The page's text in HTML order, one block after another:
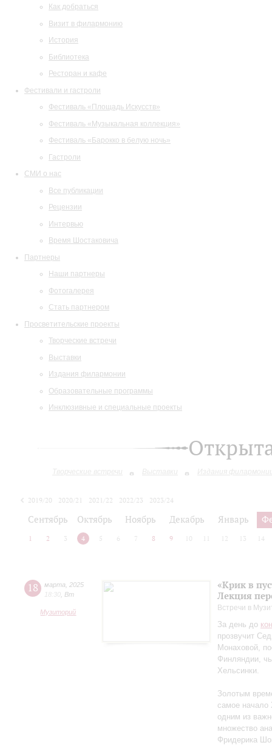
Как добраться
Визит в филармонию
История
Библиотека
Ресторан и кафе
Фестивали и гастроли
Фестиваль «Площадь Искусств»
Фестиваль «Музыкальная коллекция»
Фестиваль «Барокко в белую ночь»
Гастроли
СМИ о нас
Все публикации
Рецензии
Интервью
Время Шостаковича
Партнеры
Наши партнеры
Фотогалерея
Стать партнером
Просветительские проекты
Творческие встречи
Выставки
Издания филармонии
Образовательные программы
Инклюзивные и специальные проекты
Творческие встречи Выставки Издания
2019/20 2020/21 2021/22 2022/23
2023/24
Сентябрь Октябрь Ноябрь Декабрь Январь
1 2 3 4 5 6 7 8 9 10 12 13 14
18 марта
2025
18:30 Вт
Музиторий
«Крик в
Лекция
Встречи в
За день до
прозвучит
Монаховой,
Финляндии,
Хельсинки.
Золотым
самое начало
одним из
множество
Фридерика